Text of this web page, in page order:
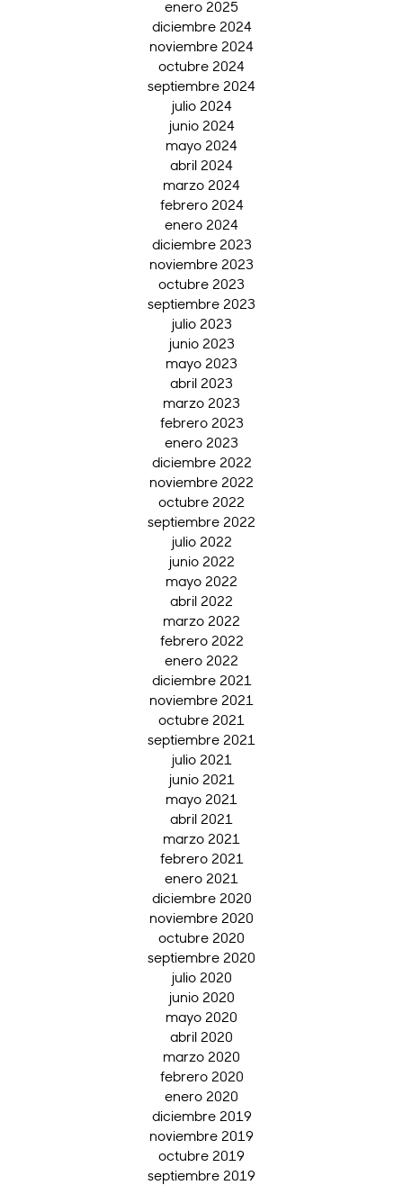
enero 2025
diciembre 2024
noviembre 2024
octubre 2024
septiembre 2024
julio 2024
junio 2024
mayo 2024
abril 2024
marzo 2024
febrero 2024
enero 2024
diciembre 2023
noviembre 2023
octubre 2023
septiembre 2023
julio 2023
junio 2023
mayo 2023
abril 2023
marzo 2023
febrero 2023
enero 2023
diciembre 2022
noviembre 2022
octubre 2022
septiembre 2022
julio 2022
junio 2022
mayo 2022
abril 2022
marzo 2022
febrero 2022
enero 2022
diciembre 2021
noviembre 2021
octubre 2021
septiembre 2021
julio 2021
junio 2021
mayo 2021
abril 2021
marzo 2021
febrero 2021
enero 2021
diciembre 2020
noviembre 2020
octubre 2020
septiembre 2020
julio 2020
junio 2020
mayo 2020
abril 2020
marzo 2020
febrero 2020
enero 2020
diciembre 2019
noviembre 2019
octubre 2019
septiembre 2019